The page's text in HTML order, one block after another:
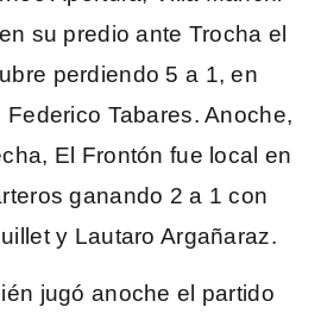
su predio ante Trocha el
perdiendo 5 a 1, en
Tabares. Anoche,
El Frontón fue local en
ganando 2 a 1 con
y Lautaro Argañaraz.
jugó anoche el partido